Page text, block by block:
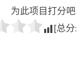
为此项目打分吧
[总分: